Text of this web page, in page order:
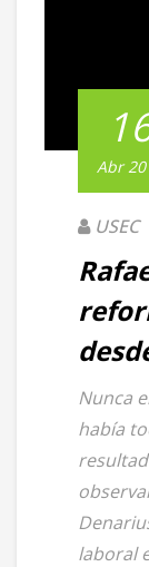
Abr
USEC
Nunca
había
laboral